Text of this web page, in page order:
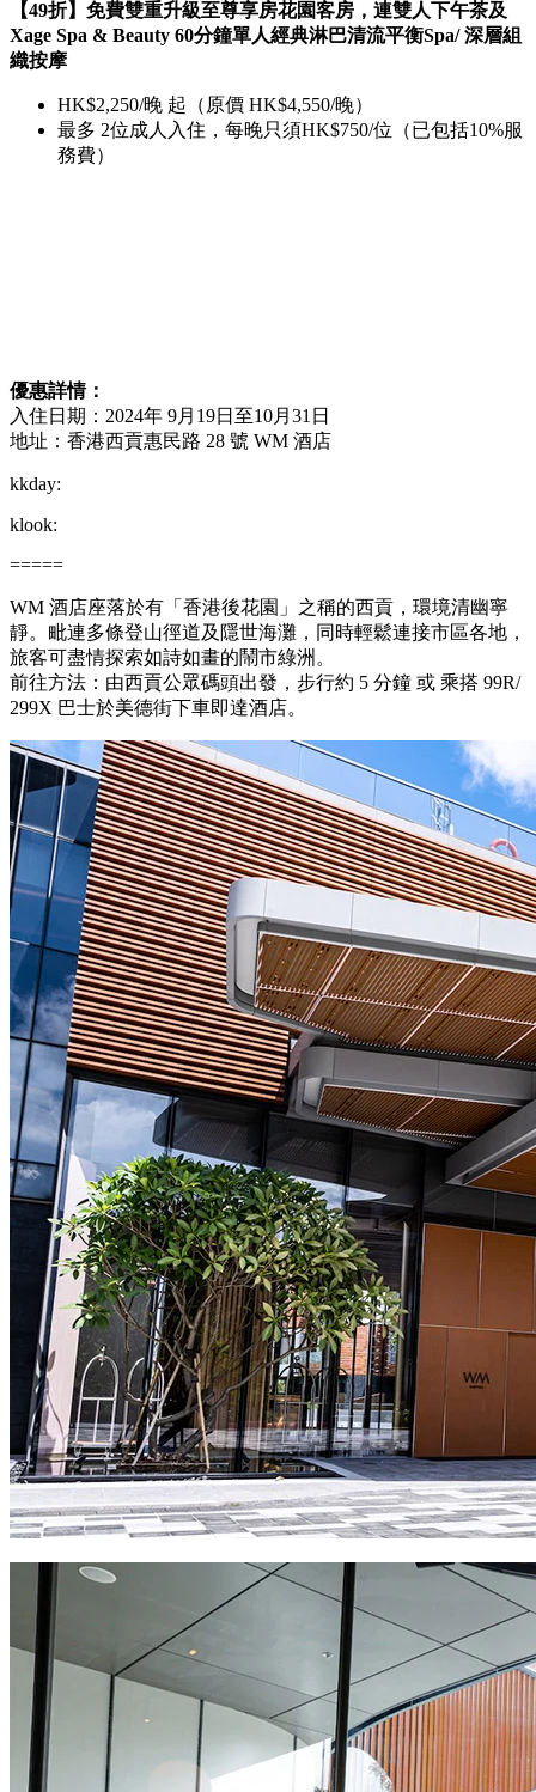
【49折】免費雙重升級至尊享房花園客房，連雙人下午茶及
Xage Spa & Beauty 60分鐘單人經典淋巴清流平衡Spa/ 深層組
織按摩
HK$2,250/晚 起（原價 HK$4,550/晚）
最多 2位成人入住，每晚只須HK$750/位（已包括10%服
務費）
優惠詳情：
入住日期：2024年 9月19日至10月31日
地址：香港西貢惠民路 28 號 WM 酒店
kkday:
klook:
=====
WM 酒店座落於有「香港後花園」之稱的西貢，環境清幽寧
靜。毗連多條登山徑道及隱世海灘，同時輕鬆連接市區各地，
旅客可盡情探索如詩如畫的鬧市綠洲。
前往方法：由西貢公眾碼頭出發，步行約 5 分鐘 或 乘搭 99R/
299X 巴士於美德街下車即達酒店。